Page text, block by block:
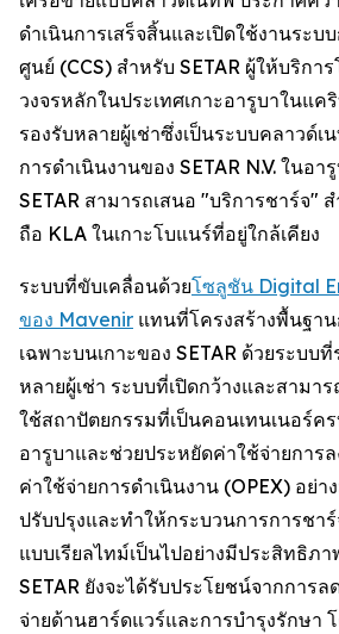
ดำเนินการเสร็จสิ้นและเปิดใช้งานระบ
ศูนย์ (CCS) สำหรับ SETAR ผู้ให้บริก
วงจรหลักในประเทศเกาะอารูบาในแค
รองรับหลายผู้เช่าซึ่งเป็นระบบคลาวด์
การดำเนินงานของ SETAR N.V. ในอา
SETAR สามารถเสนอ "บริการชาร์จ"
ถือ KLA ในเกาะโบแนร์ที่อยู่ใกล้เคียง
ระบบที่ขับเคลื่อนด้วยโซลูชัน Digital
ของ Mavenir แทนที่โครงสร้างพื้นฐาน
เฉพาะบนเกาะของ SETAR ด้วยระบบ
หลายผู้เช่า ระบบที่เปิดกว้างและสามา
ใช้สถาปัตยกรรมที่เป็นคอนเทนเนอร์ค
อารูบาและช่วยประหยัดค่าใช้จ่ายการ
ค่าใช้จ่ายการดำเนินงาน (OPEX) อย่
ปรับปรุงและทำให้กระบวนการการชาร์
แบบเรียลไทม์เป็นไปอย่างมีประสิทธิภา
SETAR ยังจะได้รับประโยชน์จากการ
จ่ายด้านฮาร์ดแวร์และการบำรุงรักษา